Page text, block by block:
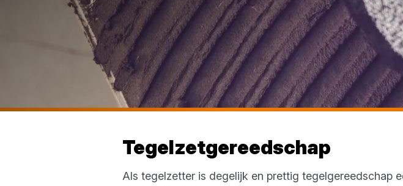
Tegelzetgereedschap
Als tegelzetter is degelijk en prettig tegelgereedschap